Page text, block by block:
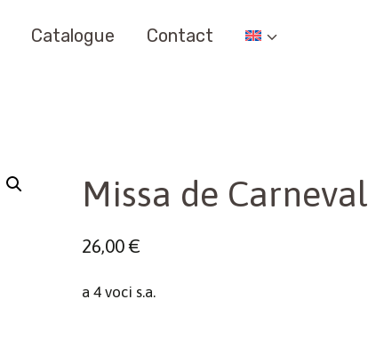
Catalogue Contact
Missa de Carneval
26,00€
a 4 voci s.a.